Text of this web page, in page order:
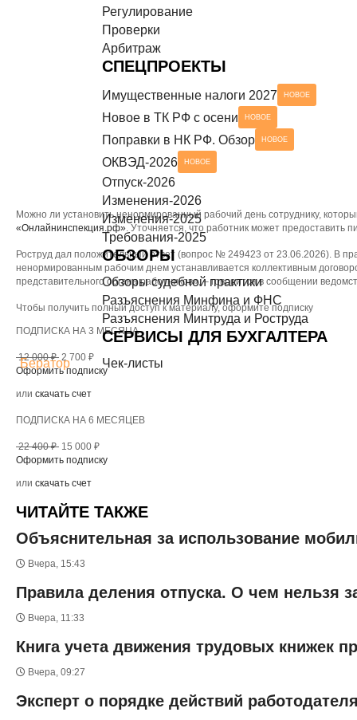
СЕРВИСЫ ДЛЯ БУХГАЛТЕРА
Бератор
Регулирование
Проверки
Арбитраж
СПЕЦПРОЕКТЫ
Имущественные налоги 2027 НОВОЕ
Новое в ТК РФ с осени НОВОЕ
Поправки в НК РФ. Обзор НОВОЕ
ОКВЭД-2026 НОВОЕ
Отпуск-2026
Изменения-2026
Изменения-2025
Требования-2025
ОБЗОРЫ
Обзоры судебной практики
Разъяснения Минфина и ФНС
Разъяснения Минтруда и Роструда
СЕРВИСЫ ДЛЯ БУХГАЛТЕРА
Чек-листы
Можно ли установить ненормированный рабочий день сотруднику,
«Онлайнинспекция.рф». Уточняется, что работник может предоставить
Роструд дал положительный ответ (вопрос № 249423 от 23.06.2026). В
ненормированным рабочим днем устанавливается коллективным
представительного органа работников», – говорится в сообщении
Чтобы получить полный доступ к материалу, оформите подписку
ПОДПИСКА НА 3 МЕСЯЦА
12 000 ₽ 2 700 ₽
Оформить подписку
или скачать счет
ПОДПИСКА НА 6 МЕСЯЦЕВ
22 400 ₽ 15 000 ₽
Оформить подписку
или скачать счет
ЧИТАЙТЕ ТАКЖЕ
Объяснительная за использование
Вчера, 15:43
Правила деления отпуска. О чем нельзя
Вчера, 11:33
Книга учета движения трудовых книжек
Вчера, 09:27
Эксперт о порядке действий